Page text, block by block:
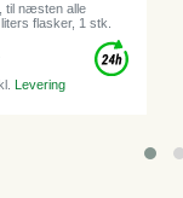
til næsten alle
flasker, 1 stk.
Levering